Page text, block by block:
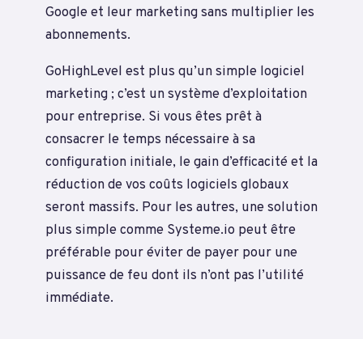
Google et leur marketing sans multiplier les
abonnements.
GoHighLevel est plus qu’un simple logiciel
marketing ; c’est un système d’exploitation
pour entreprise. Si vous êtes prêt à
consacrer le temps nécessaire à sa
configuration initiale, le gain d’efficacité et la
réduction de vos coûts logiciels globaux
seront massifs. Pour les autres, une solution
plus simple comme Systeme.io peut être
préférable pour éviter de payer pour une
puissance de feu dont ils n’ont pas l’utilité
immédiate.